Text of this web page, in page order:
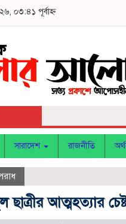
০৩:৪১ পূর্বাহ্ন
সারাদেশ রাজনীতি
ছাত্রীর আত্মহত্যার